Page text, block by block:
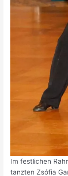
Im festlichen
tanzten Zsófia